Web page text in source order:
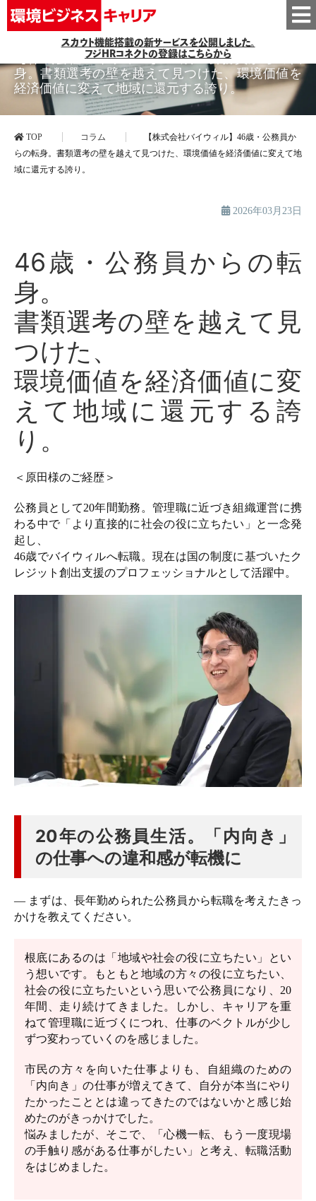
スカウト機能搭載の新サービスを公開しました。
フジHRコネクトの登録はこちらから
【株式会社バイウィル】46歳・公務員からの転
身。書類選考の壁を越えて見つけた、環境価値を
経済価値に変えて地域に還元する誇り。
TOP コラム
【株式会社バイウィル】46歳・公務員か
らの転身。書類選考の壁を越えて見つけた、環境価値を経済価値に変えて地
域に還元する誇り。
2026年03月23日
46歳・公務員からの転
身。
書類選考の壁を越えて見
つけた、
環境価値を経済価値に変
えて地域に還元する誇
り。
＜原田様のご経歴＞
公務員として20年間勤務。管理職に近づき組織運営に携
わる中で「より直接的に社会の役に立ちたい」と一念発
起し、
46歳でバイウィルへ転職。現在は国の制度に基づいたク
レジット創出支援のプロフェッショナルとして活躍中。
20年の公務員生活。「内向き」
の仕事への違和感が転機に
― まずは、長年勤められた公務員から転職を考えたきっ
かけを教えてください。
根底にあるのは「地域や社会の役に立ちたい」とい
う想いです。もともと地域の方々の役に立ちたい、
社会の役に立ちたいという思いで公務員になり、20
年間、走り続けてきました。しかし、キャリアを重
ねて管理職に近づくにつれ、仕事のベクトルが少し
ずつ変わっていくのを感じました。
市民の方々を向いた仕事よりも、自組織のための
「内向き」の仕事が増えてきて、自分が本当にやり
たかったこととは違ってきたのではないかと感じ始
めたのがきっかけでした。
悩みましたが、そこで、「心機一転、もう一度現場
の手触り感がある仕事がしたい」と考え、転職活動
をはじめました。